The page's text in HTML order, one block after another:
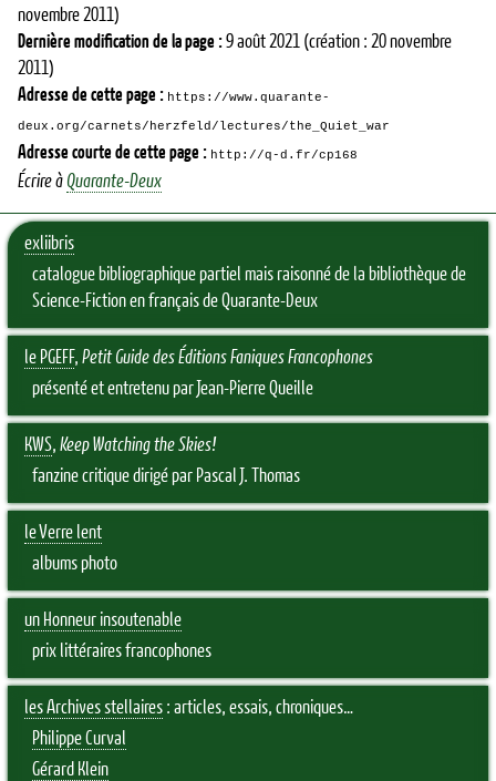
novembre 2011)
Dernière modification de la page :9 août 2021 (création : 20 novembre
2011)
Adresse de cette page : https://www.quarante-
deux.org/carnets/herzfeld/lectures/the_Quiet_war
Adresse courte de cette page : http://q-d.fr/cp168
Écrire à Quarante-Deux
exliibris
catalogue bibliographique partiel mais raisonné de la bibliothèque de
Science-Fiction en français de Quarante-Deux
le PGEFF, Petit Guide des Éditions Faniques Francophones
présenté et entretenu par Jean-Pierre Queille
KWS, Keep Watching the Skies!
fanzine critique dirigé par Pascal J. Thomas
le Verre lent
albums photo
un Honneur insoutenable
prix littéraires francophones
les Archives stellaires : articles, essais, chroniques…
Philippe Curval
Gérard Klein